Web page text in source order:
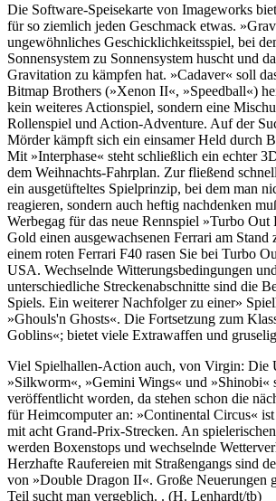
Die Software-Speisekarte von Imageworks
für so ziemlich jeden Geschmack etwas.
ungewöhnliches Geschicklichkeitsspiel, bei
Sonnensystem zu Sonnensystem huscht und
Gravitation zu kämpfen hat. »Cadaver« soll
Bitmap Brothers (»Xenon II«, »Speedball«)
kein weiteres Actionspiel, sondern eine
Rollenspiel und Action-Adventure. Auf der
Mörder kämpft sich ein einsamer Held durch
Mit »Interphase« steht schließlich ein echter
dem Weihnachts-Fahrplan. Zur fließend
ein ausgetüfteltes Spielprinzip, bei dem man
reagieren, sondern auch heftig nachdenken
Werbegag für das neue Rennspiel »Turbo Out
Gold einen ausgewachsenen Ferrari am Stand
einem roten Ferrari F40 rasen Sie bei Turbo
USA. Wechselnde Witterungsbedingungen
unterschiedliche Streckenabschnitte sind die
Spiels. Ein weiterer Nachfolger zu einer»
»Ghouls'n Ghosts«. Die Fortsetzung zum
Goblins«; bietet viele Extrawaffen und
Viel Spielhallen-Action auch, von Virgin: Die
»Silkworm«, »Gemini Wings« und »Shinobi«
veröffentlicht worden, da stehen schon die
für Heimcomputer an: »Continental Circus«
mit acht Grand-Prix-Strecken. An
werden Boxenstops und wechselnde
Herzhafte Raufereien mit Straßengangs sind
von »Double Dragon II«. Große Neuerungen
Teil sucht man vergeblich. . (H. Lenhardt/tb)